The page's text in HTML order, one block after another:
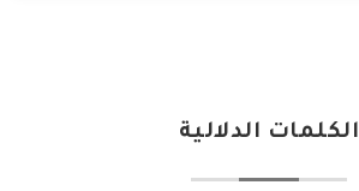
الكلمات الدلالية